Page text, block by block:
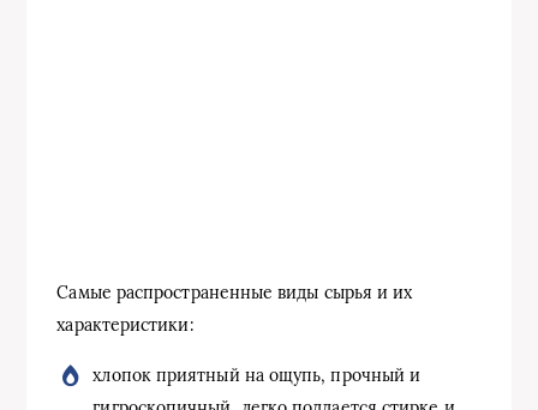
Самые распространенные виды сырья и их
характеристики:
хлопок приятный на ощупь, прочный и